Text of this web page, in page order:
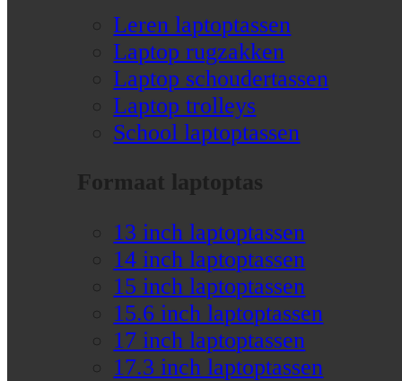
Leren laptoptassen
Laptop rugzakken
Laptop schoudertassen
Laptop trolleys
School laptoptassen
Formaat laptoptas
13 inch laptoptassen
14 inch laptoptassen
15 inch laptoptassen
15.6 inch laptoptassen
17 inch laptoptassen
17.3 inch laptoptassen